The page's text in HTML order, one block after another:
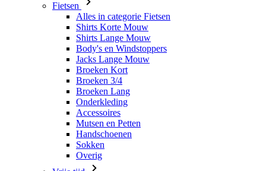
Fietsen
Alles in categorie Fietsen
Shirts Korte Mouw
Shirts Lange Mouw
Body's en Windstoppers
Jacks Lange Mouw
Broeken Kort
Broeken 3/4
Broeken Lang
Onderkleding
Accessoires
Mutsen en Petten
Handschoenen
Sokken
Overig